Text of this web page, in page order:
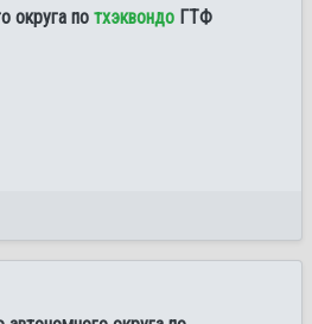
округа по тхэквондо ГТФ